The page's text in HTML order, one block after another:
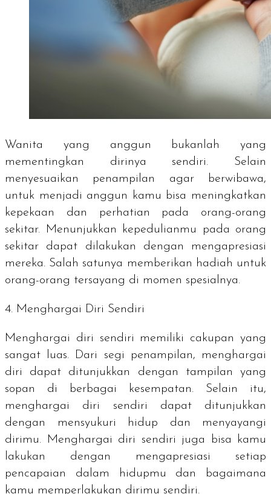
Wanita yang anggun bukanlah yang
mementingkan dirinya sendiri. Selain
menyesuaikan penampilan agar berwibawa,
untuk menjadi anggun kamu bisa meningkatkan
kepekaan dan perhatian pada orang-orang
sekitar. Menunjukkan kepedulianmu pada orang
sekitar dapat dilakukan dengan mengapresiasi
mereka. Salah satunya memberikan hadiah untuk
orang-orang tersayang di momen spesialnya.
4. Menghargai Diri Sendiri
Menghargai diri sendiri memiliki cakupan yang
sangat luas. Dari segi penampilan, menghargai
diri dapat ditunjukkan dengan tampilan yang
sopan di berbagai kesempatan. Selain itu,
menghargai diri sendiri dapat ditunjukkan
dengan mensyukuri hidup dan menyayangi
dirimu. Menghargai diri sendiri juga bisa kamu
lakukan dengan mengapresiasi setiap
pencapaian dalam hidupmu dan bagaimana
kamu memperlakukan dirimu sendiri.